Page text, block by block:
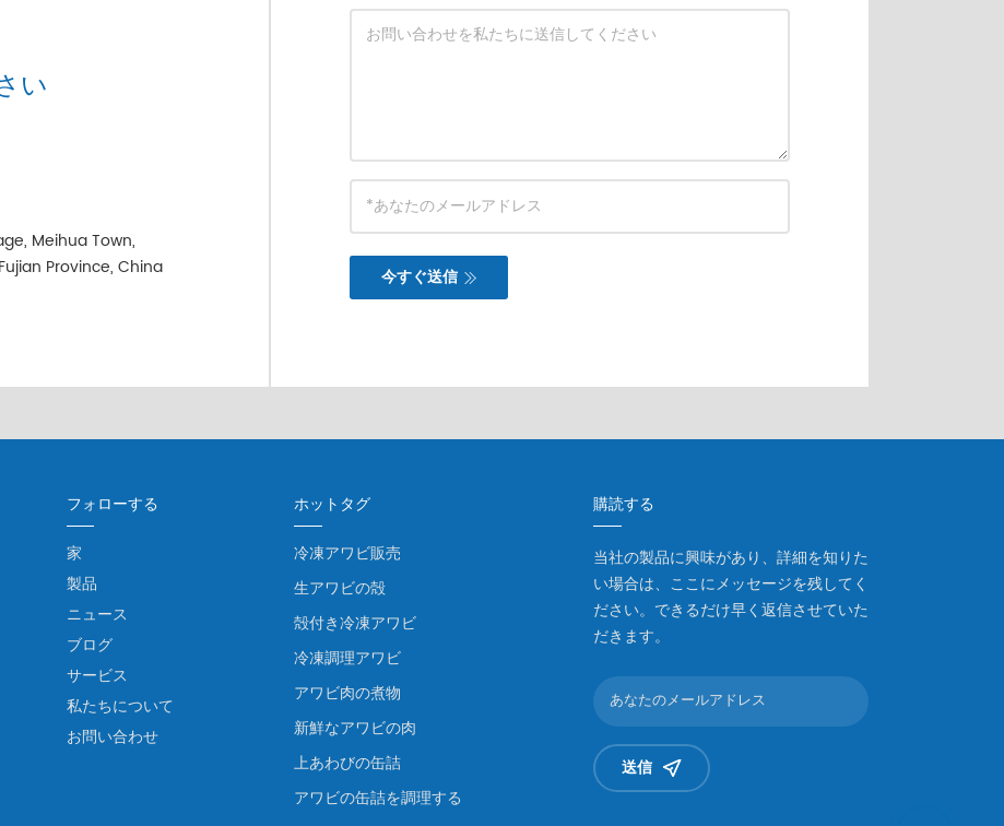
い
Meihua Town,
Province, China
今すぐ送信
フォローする
家
製品
ニュース
ブログ
サービス
私たちについて
お問い合わせ
ホットタグ
冷凍アワビ販売
生アワビの殻
殻付き冷凍アワビ
冷凍調理アワビ
アワビ肉の煮物
新鮮なアワビの肉
上あわびの缶詰
アワビの缶詰を調理する
購読する
当社の製品に興味があり、詳細を知りた
い場合は、ここにメッセージを残してく
ださい。できるだけ早く返信させていた
だきます。
送信